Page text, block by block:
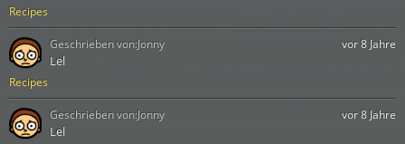
Recipes
Recipes
vor 8 Jahre
Lel
Geschrieben von:Jonny
vor 8 Jahre
Lel
Geschrieben von:Jonny